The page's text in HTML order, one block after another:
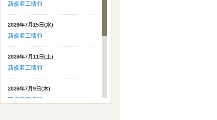
新規着工情報
2026年7月15日(水)
新規着工情報
2026年7月11日(土)
新規着工情報
2026年7月9日(木)
新規着工情報